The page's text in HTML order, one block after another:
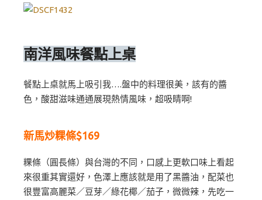
南洋風味餐點上桌
餐點上桌就馬上吸引我….盤中的料理很美，該有的醬
色，酸甜滋味通通展現熱情風味，超吸睛啊!
新馬炒粿條$169
粿條（圓長條）與台灣的不同，口感上更軟口味上看起
來很重其實還好，色澤上應該就是用了黑醬油，配菜也
很豐富高麗菜／豆芽／綠花椰／茄子，微微辣，先吃一